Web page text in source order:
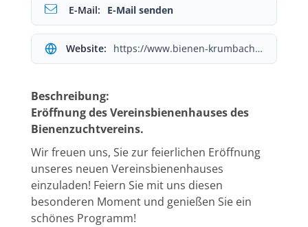
E-Mail: E-Mail senden
Website: https://www.bienen-krumbach.org/
Beschreibung:
Eröffnung des Vereinsbienenhauses des
Bienenzuchtvereins.
Wir freuen uns, Sie zur feierlichen Eröffnung
unseres neuen Vereinsbienenhauses
einzuladen! Feiern Sie mit uns diesen
besonderen Moment und genießen Sie ein
schönes Programm!